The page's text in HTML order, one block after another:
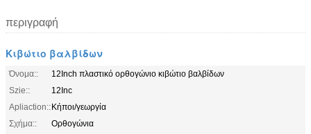
περιγραφή
Κιβώτιο βαλβίδων
Όνομα::
12Inch πλαστικό ορθογώνιο κιβώτιο βαλβίδων
Szie::
12Inc
Apliaction::Κήποι/γεωργία
Σχήμα::
Ορθογώνια